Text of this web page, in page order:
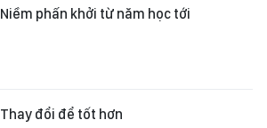
Niềm phấn khởi từ năm học tới
Thay đổi để tốt hơn